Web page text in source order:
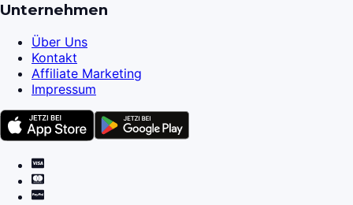
Unternehmen
Über Uns
Kontakt
Affiliate Marketing
Impressum